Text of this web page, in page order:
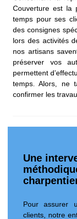
Couverture est la
temps pour ses
des consignes
lors des activités
nos artisans
préserver vos
permettent
temps. Alors, ne
confirmer les
Une
Pour assurer
clients, notre